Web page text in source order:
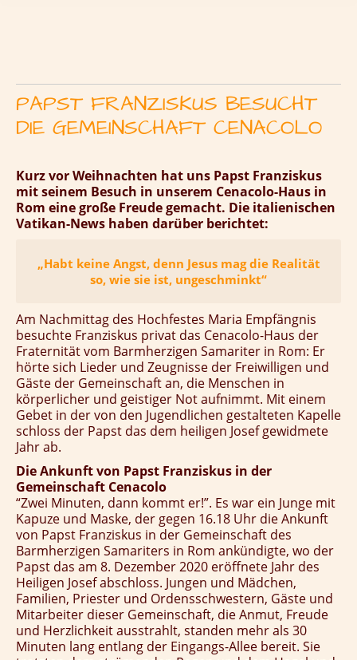
PAPST FRANZISKUS BESUCHT
DIE GEMEINSCHAFT CENACOLO
Kurz vor Weihnachten hat uns Papst Franziskus
mit seinem Besuch in unserem Cenacolo-Haus in
Rom eine große Freude gemacht. Die italienischen
Vatikan-News haben darüber berichtet:
„Habt keine Angst, denn Jesus mag die Realität
so, wie sie ist, ungeschminkt“
Am Nachmittag des Hochfestes Maria Empfängnis
besuchte Franziskus privat das Cenacolo-Haus der
Fraternität vom Barmherzigen Samariter in Rom: Er
hörte sich Lieder und Zeugnisse der Freiwilligen und
Gäste der Gemeinschaft an, die Menschen in
körperlicher und geistiger Not aufnimmt. Mit einem
Gebet in der von den Jugendlichen gestalteten Kapelle
schloss der Papst das dem heiligen Josef gewidmete
Jahr ab.
Die Ankunft von Papst Franziskus in der
Gemeinschaft Cenacolo
“Zwei Minuten, dann kommt er!”. Es war ein Junge mit
Kapuze und Maske, der gegen 16.18 Uhr die Ankunft
von Papst Franziskus in der Gemeinschaft des
Barmherzigen Samariters in Rom ankündigte, wo der
Papst das am 8. Dezember 2020 eröffnete Jahr des
Heiligen Josef abschloss. Jungen und Mädchen,
Familien, Priester und Ordensschwestern, Gäste und
Mitarbeiter dieser Gemeinschaft, die Anmut, Freude
und Herzlichkeit ausstrahlt, standen mehr als 30
Minuten lang entlang der Eingangs-Allee bereit. Sie